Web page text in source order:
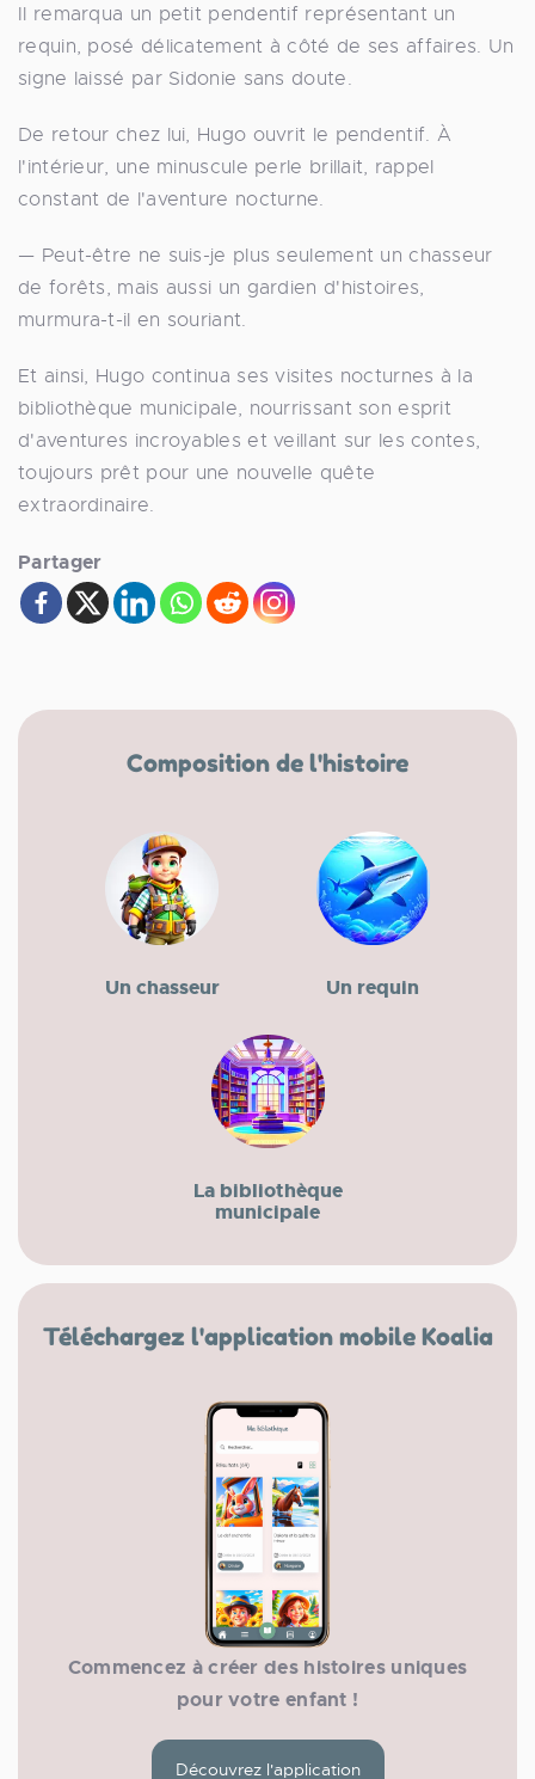
Il remarqua un petit pendentif représentant un
requin, posé délicatement à côté de ses affaires. Un
signe laissé par Sidonie sans doute.
De retour chez lui, Hugo ouvrit le pendentif. À
l'intérieur, une minuscule perle brillait, rappel
constant de l'aventure nocturne.
— Peut-être ne suis-je plus seulement un chasseur
de forêts, mais aussi un gardien d'histoires,
murmura-t-il en souriant.
Et ainsi, Hugo continua ses visites nocturnes à la
bibliothèque municipale, nourrissant son esprit
d'aventures incroyables et veillant sur les contes,
toujours prêt pour une nouvelle quête
extraordinaire.
Partager
Composition de l'histoire
Un chasseur Un requin
La bibliothèque
municipale
Téléchargez l'application mobile Koalia
Commencez à créer des histoires uniques
pour votre enfant !
Découvrez l'application